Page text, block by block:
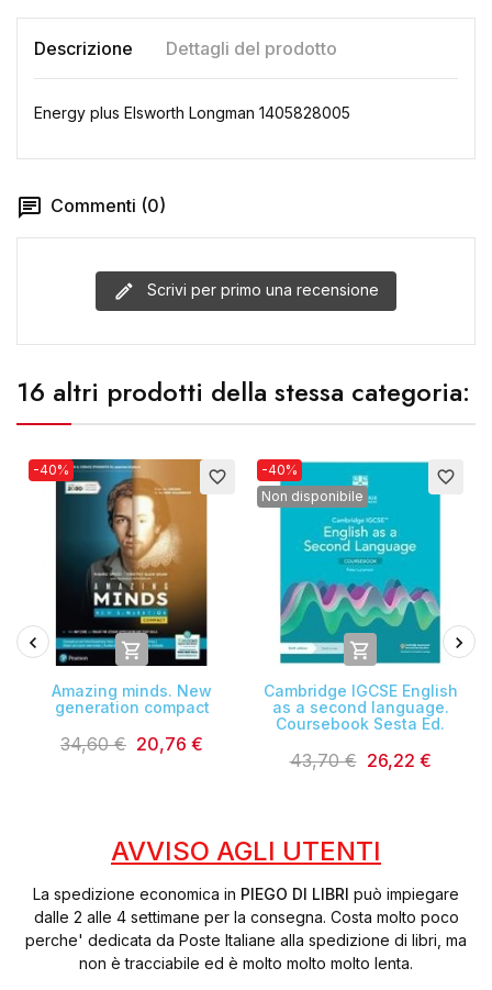
Descrizione Dettagli del prodotto
Energy plus Elsworth Longman 1405828005
Commenti (0)
Scrivi per primo una recensione
16 altri prodotti della stessa categoria:
favorite_border
-40%

Amazing minds. New
generation compact
34,60 € 20,76 €
favorite_border
-40%
Non disponibile

Cambridge IGCSE English
as a second language.
Coursebook Sesta Ed.
43,70 € 26,22 €
AVVISO AGLI UTENTI
La spedizione economica in PIEGO DI LIBRI può impiegare
dalle 2 alle 4 settimane per la consegna. Costa molto poco
perche' dedicata da Poste Italiane alla spedizione di libri, ma
non è tracciabile ed è molto molto molto lenta.